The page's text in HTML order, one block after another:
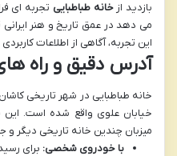
بازدید ازخانه طباطبایی تجربه ای
می دهد در عمق تاریخ و هنر ایرانی
این تجربه، آگاهی از اطلاعات
آدرس دقیق و راه
خانه طباطبایی در شهر تاریخی
خیابان علوی واقع شده است. این
میزبان چندین خانه تاریخی دیگر
با خودروی شخصی: برای